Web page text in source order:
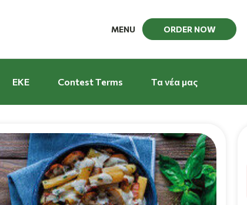
MENU
ORDER NOW
EKE Contest Terms Τα νέα μας